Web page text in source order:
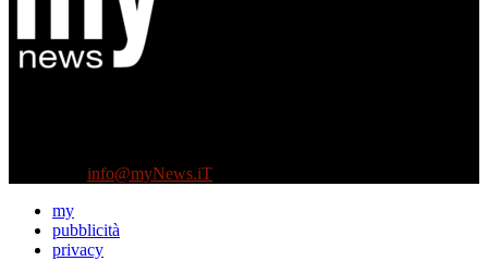
info@myNews.iT
my
pubblicità
privacy